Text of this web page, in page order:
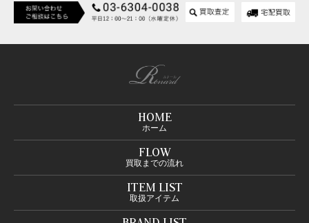
HOME
ホーム
FLOW
買取までの流れ
ITEM LIST
取扱アイテム